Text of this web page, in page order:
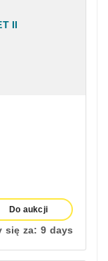
Do aukcji
się za: 9 days